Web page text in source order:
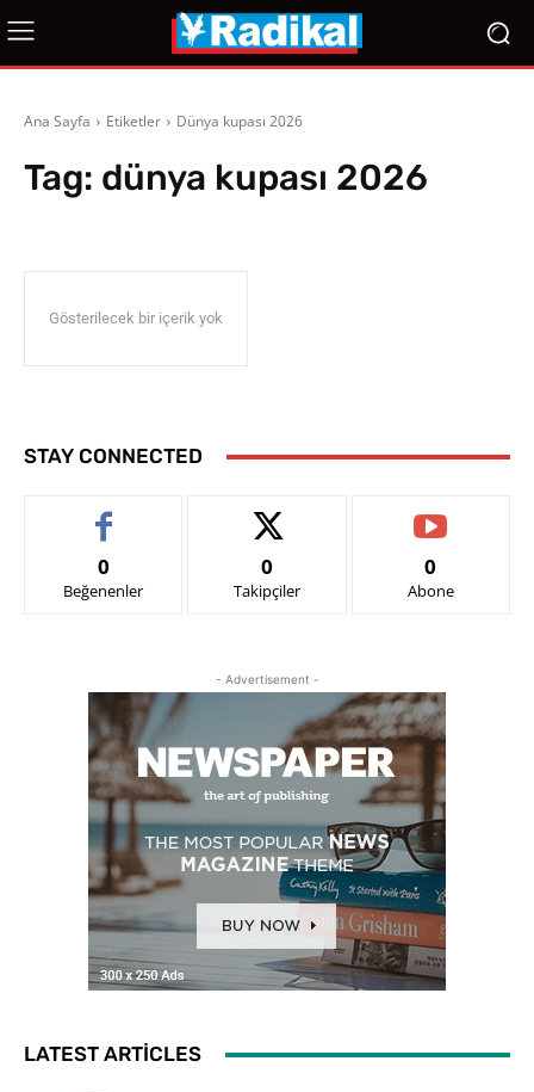
Ana Sayfa Etiketler Dünya kupası 2026
Tag: dünya kupası 2026
Gösterilecek bir içerik yok
STAY CONNECTED
0
Beğenenler
0
Takipçiler
0
Abone
- Advertisement -
LATEST ARTICLES